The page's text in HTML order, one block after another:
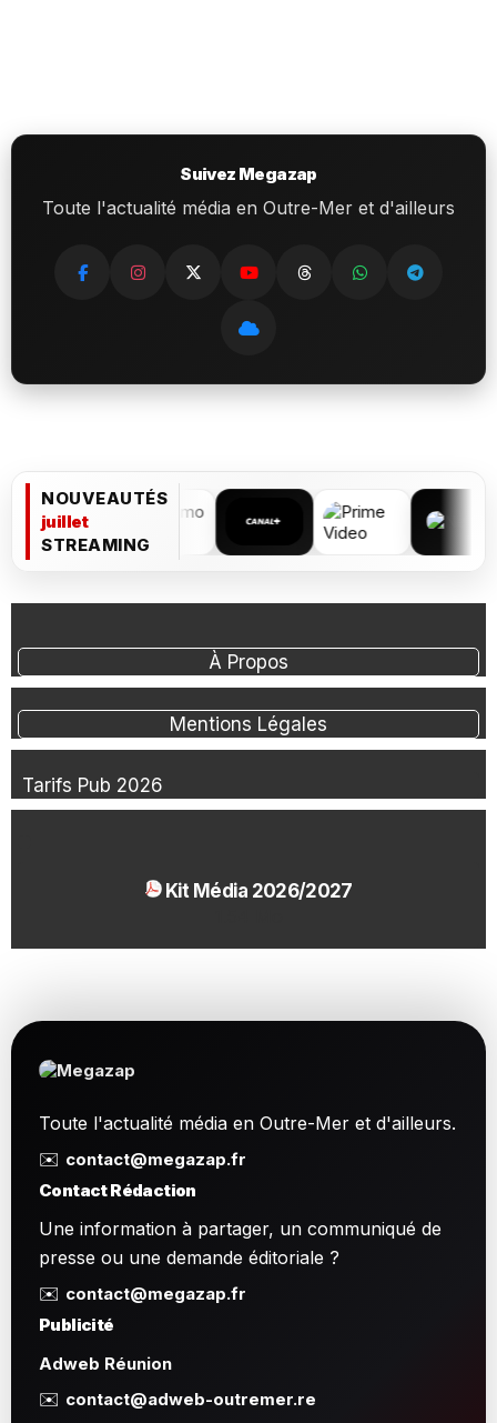
Suivez Megazap
Toute l'actualité média en Outre-Mer et d'ailleurs
NOUVEAUTÉS
juillet
STREAMING
À Propos
Mentions Légales
Tarifs Pub 2026
Kit Média 2026/2027
Toute l'actualité média en Outre-Mer et d'ailleurs.
✉️ contact@megazap.fr
Contact Rédaction
Une information à partager, un communiqué de
presse ou une demande éditoriale ?
✉️ contact@megazap.fr
Publicité
Adweb Réunion
✉️ contact@adweb-outremer.re